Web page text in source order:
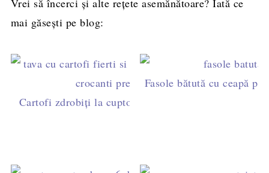
Vrei să încerci și alte rețete asemănătoare? Iată ce
mai găsești pe blog:
Cartofi zdrobiți la cuptor cu usturoi și mărar - rețetă
Fasole bătută cu ceapă